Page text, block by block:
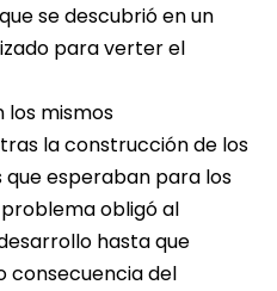
se descubrió en un
para verter el
los mismos
la construcción de los
que esperaban para los
obligó al
hasta que
consecuencia del